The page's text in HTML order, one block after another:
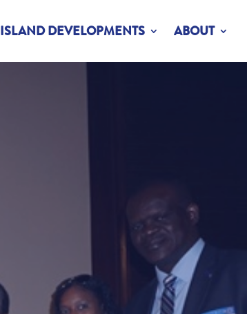
ISLAND DEVELOPMENTS ABOUT